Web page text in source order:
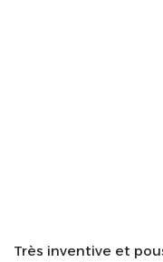
Très inventive et